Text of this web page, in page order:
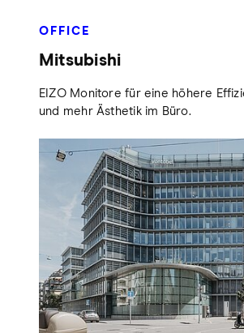
OFFICE
Mitsubishi
EIZO Monitore für eine höhere
und mehr Ästhetik im Büro.